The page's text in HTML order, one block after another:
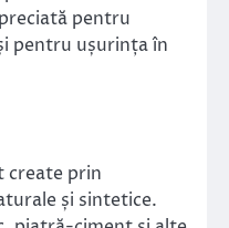
pentru
pentru ușurința în
create prin
și sintetice.